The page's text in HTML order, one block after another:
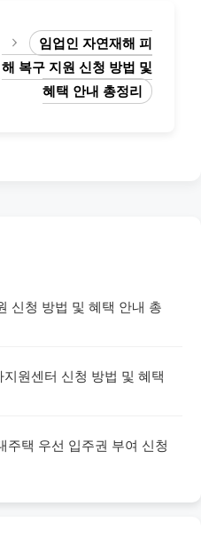
임업인 자연재해 피
해 복구 지원 신청 방법 및
혜택 안내 총정리
신청 방법 및 혜택 안내 총
원센터 신청 방법 및 혜택
주택 우선 입주권 부여 신청